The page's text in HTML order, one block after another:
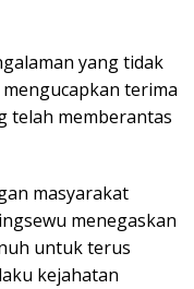
yang tidak
mengucapkan terima
telah memberantas
masyarakat
menegaskan
untuk terus
kejahatan